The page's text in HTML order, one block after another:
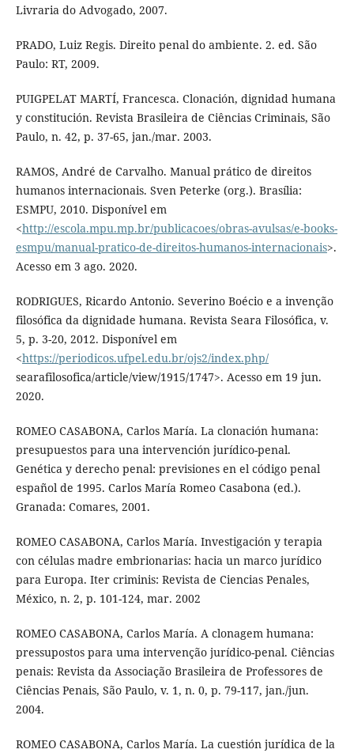
Livraria do Advogado, 2007.
PRADO, Luiz Regis. Direito penal do ambiente. 2. ed. São
Paulo: RT, 2009.
PUIGPELAT MARTÍ, Francesca. Clonación, dignidad humana
y constitución. Revista Brasileira de Ciências Criminais, São
Paulo, n. 42, p. 37-65, jan./mar. 2003.
RAMOS, André de Carvalho. Manual prático de direitos
humanos internacionais. Sven Peterke (org.). Brasília:
ESMPU, 2010. Disponível em
<http://escola.mpu.mp.br/publicacoes/obras-avulsas/e-books-
esmpu/manual-pratico-de-direitos-humanos-internacionais>.
Acesso em 3 ago. 2020.
RODRIGUES, Ricardo Antonio. Severino Boécio e a invenção
filosófica da dignidade humana. Revista Seara Filosófica, v.
5, p. 3-20, 2012. Disponível em
<https://periodicos.ufpel.edu.br/ojs2/index.php/
searafilosofica/article/view/1915/1747>. Acesso em 19 jun.
2020.
ROMEO CASABONA, Carlos María. La clonación humana:
presupuestos para una intervención jurídico-penal.
Genética y derecho penal: previsiones en el código penal
español de 1995. Carlos María Romeo Casabona (ed.).
Granada: Comares, 2001.
ROMEO CASABONA, Carlos María. Investigación y terapia
con células madre embrionarias: hacia un marco jurídico
para Europa. Iter criminis: Revista de Ciencias Penales,
México, n. 2, p. 101-124, mar. 2002
ROMEO CASABONA, Carlos María. A clonagem humana:
pressupostos para uma intervenção jurídico-penal. Ciências
penais: Revista da Associação Brasileira de Professores de
Ciências Penais, São Paulo, v. 1, n. 0, p. 79-117, jan./jun.
2004.
ROMEO CASABONA, Carlos María. La cuestión jurídica de la